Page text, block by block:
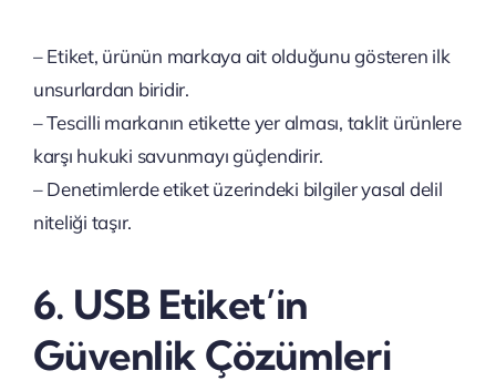
– Etiket, ürünün markaya ait olduğunu gösteren ilk
unsurlardan biridir.
– Tescilli markanın etikette yer alması, taklit ürünlere
karşı hukuki savunmayı güçlendirir.
– Denetimlerde etiket üzerindeki bilgiler yasal delil
niteliği taşır.
6. USB Etiket’in
Güvenlik Çözümleri